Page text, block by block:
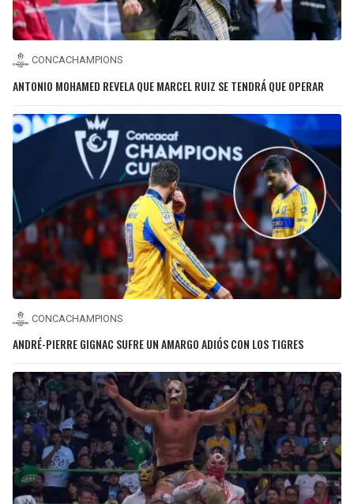
CONCACHAMPIONS
ANTONIO MOHAMED REVELA QUE MARCEL RUIZ SE TENDRÁ QUE OPERAR
CONCACHAMPIONS
ANDRÉ-PIERRE GIGNAC SUFRE UN AMARGO ADIÓS CON LOS TIGRES